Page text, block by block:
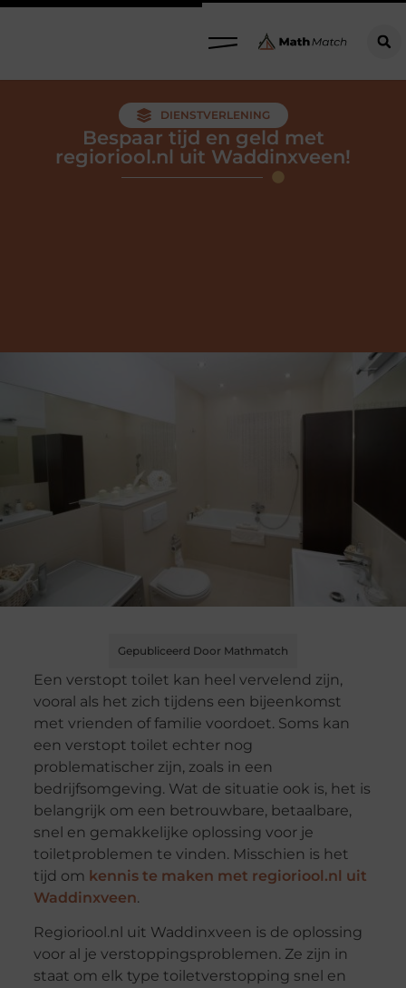
DIENSTVERLENING
Bespaar tijd en geld met
regioriool.nl uit Waddinxveen!
Gepubliceerd Door Mathmatch
Een verstopt toilet kan heel vervelend zijn,
vooral als het zich tijdens een bijeenkomst
met vrienden of familie voordoet. Soms kan
een verstopt toilet echter nog
problematischer zijn, zoals in een
bedrijfsomgeving. Wat de situatie ook is, het is
belangrijk om een ​​betrouwbare, betaalbare,
snel en gemakkelijke oplossing voor je
toiletproblemen te vinden. Misschien is het
tijd om kennis te maken met regioriool.nl uit
Waddinxveen.
Regioriool.nl uit Waddinxveen is de oplossing
voor al je verstoppingsproblemen. Ze zijn in
staat om elk type toiletverstopping snel en